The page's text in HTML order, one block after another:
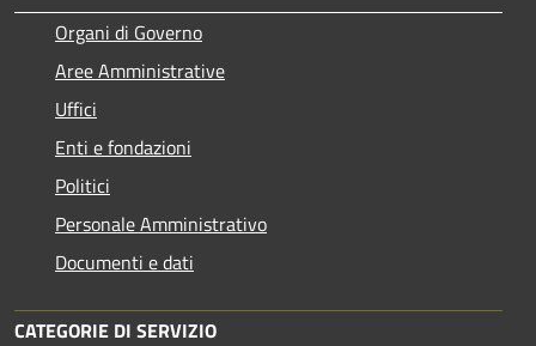
Organi di Governo
Aree Amministrative
Uffici
Enti e fondazioni
Politici
Personale Amministrativo
Documenti e dati
CATEGORIE DI SERVIZIO